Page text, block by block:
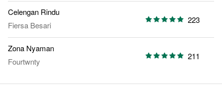
Celengan Rindu
Fiersa Besari
223
Zona Nyaman
Fourtwnty
211